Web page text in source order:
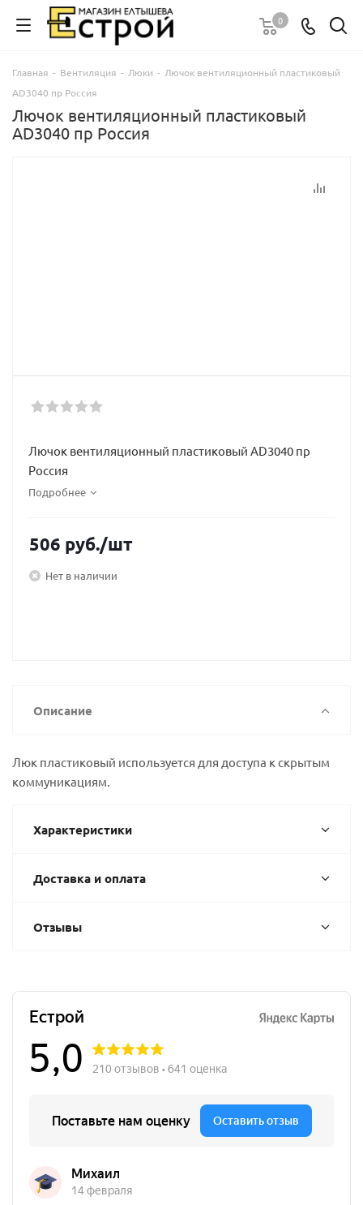
0
Главная - Вентиляция - Люки - Лючок вентиляционный пластиковый
AD3040 пр Россия
Лючок вентиляционный пластиковый
AD3040 пр Россия
Лючок вентиляционный пластиковый AD3040 пр
Россия
Подробнее
506 руб./шт
Нет в наличии
Описание
Люк пластиковый используется для доступа к скрытым
коммуникациям.
Характеристики
Доставка и оплата
Отзывы